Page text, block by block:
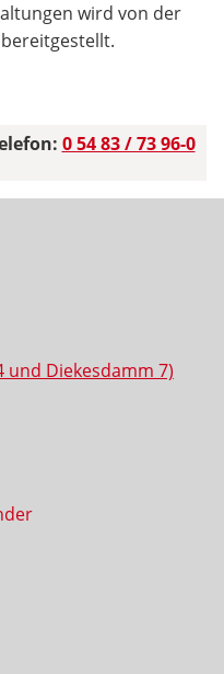
wird von der
0 54 83 / 73 96-0
Diekesdamm 7)